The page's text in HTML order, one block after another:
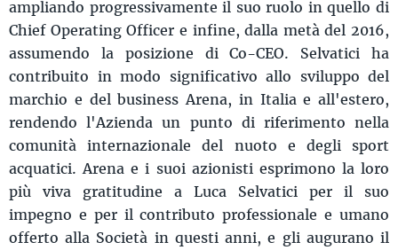
ampliando progressivamente il suo ruolo in quello di
Chief Operating Officer e infine, dalla metà del 2016,
assumendo la posizione di Co-CEO. Selvatici ha
contribuito in modo significativo allo sviluppo del
marchio e del business Arena, in Italia e all'estero,
rendendo l'Azienda un punto di riferimento nella
comunità internazionale del nuoto e degli sport
acquatici. Arena e i suoi azionisti esprimono la loro
più viva gratitudine a Luca Selvatici per il suo
impegno e per il contributo professionale e umano
offerto alla Società in questi anni, e gli augurano il